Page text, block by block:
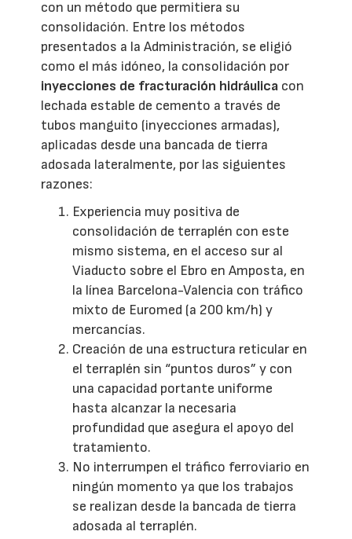
con un método que permitiera su
consolidación. Entre los métodos
presentados a la Administración, se eligió
como el más idóneo, la consolidación por
inyecciones de fracturación hidráulica con
lechada estable de cemento a través de
tubos manguito (inyecciones armadas),
aplicadas desde una bancada de tierra
adosada lateralmente, por las siguientes
razones:
Experiencia muy positiva de
consolidación de terraplén con este
mismo sistema, en el acceso sur al
Viaducto sobre el Ebro en Amposta, en
la línea Barcelona-Valencia con tráfico
mixto de Euromed (a 200 km/h) y
mercancías.
Creación de una estructura reticular en
el terraplén sin “puntos duros” y con
una capacidad portante uniforme
hasta alcanzar la necesaria
profundidad que asegura el apoyo del
tratamiento.
No interrumpen el tráfico ferroviario en
ningún momento ya que los trabajos
se realizan desde la bancada de tierra
adosada al terraplén.